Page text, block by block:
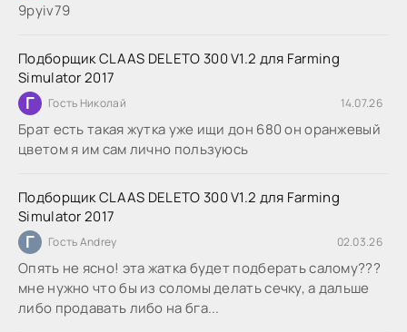
9руіv79
Подборщик CLAAS DELETO 300 V1.2 для Farming
Simulator 2017
Г Гость Николай 14.07.26
Брат есть такая жутка уже ищи дон 680 он оранжевый
цветом я им сам лично пользуюсь
Подборщик CLAAS DELETO 300 V1.2 для Farming
Simulator 2017
Г Гость Andrey 02.03.26
Опять не ясно! эта жатка будет подберать салому???
мне нужно что бы из соломы делать сечку, а дальше
либо продавать либо на бга...